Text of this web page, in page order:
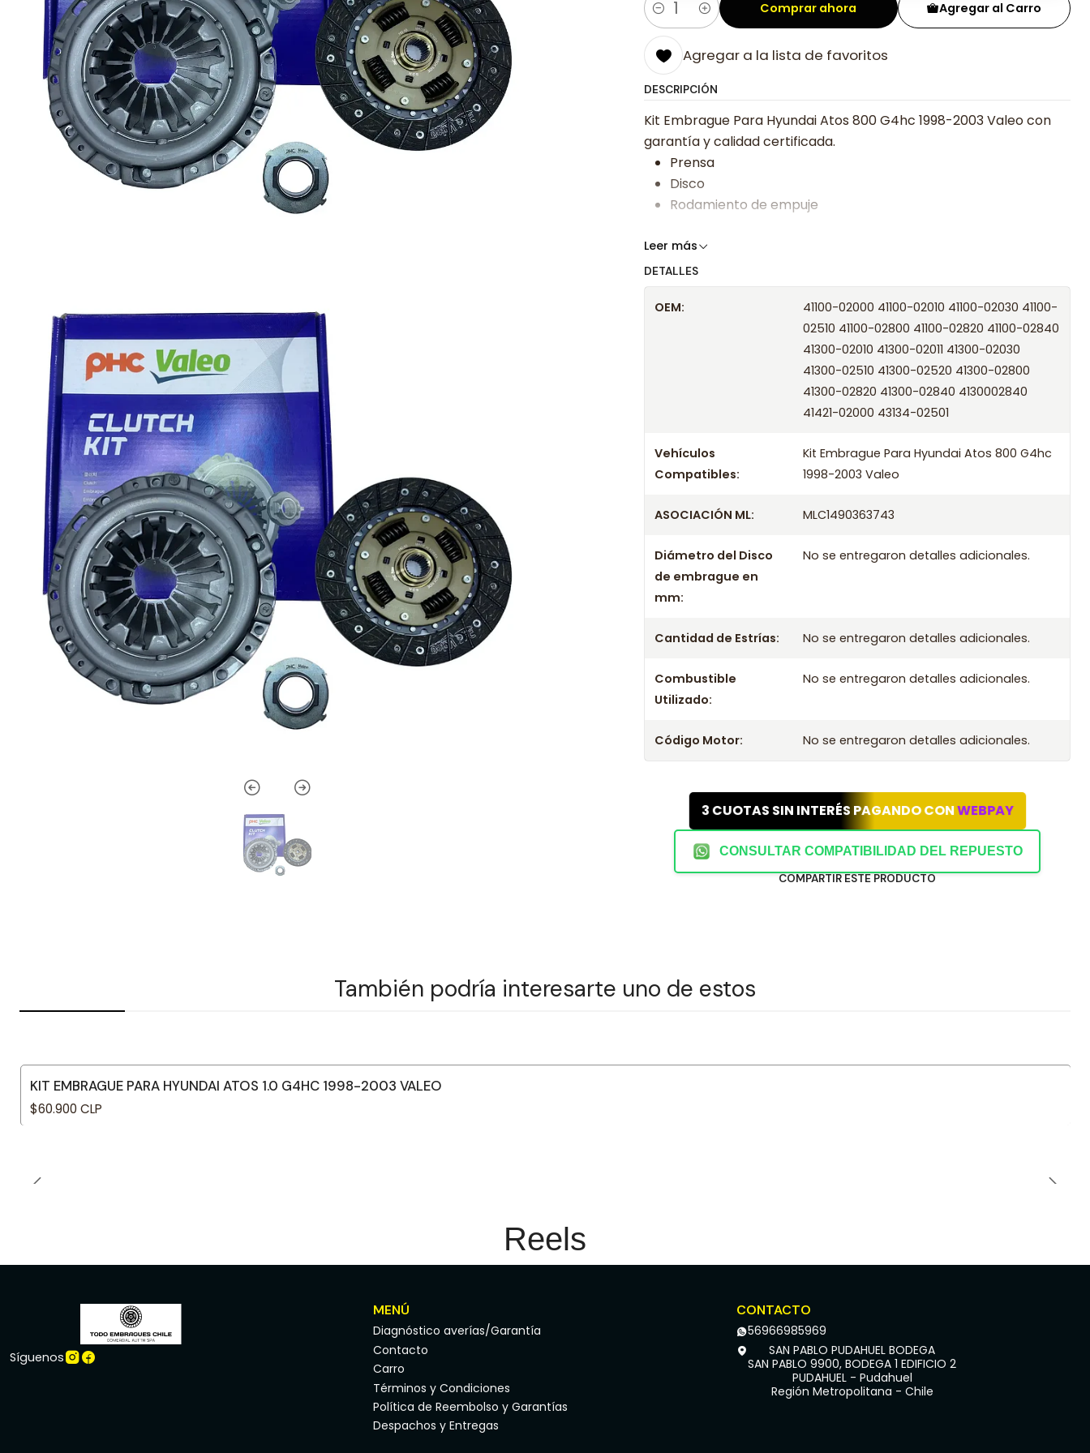
Cantidad
Agregar al Carro
Comprar ahora
Agregar a la lista de favoritos
DESCRIPCIÓN
Kit Embrague Para Hyundai Atos 800 G4hc 1998-2003 Valeo con
garantía y calidad certificada.
Prensa
Disco
Rodamiento de empuje
Somos especialistas en embragues desde 2019, ofreciendo precios
Años compatibles
Kit Embrague Para Hyundai Atos 800 G4hc 1998 Valeo
Kit Embrague Para Hyundai Atos 800 G4hc 2000 Valeo
Kit Embrague Para Hyundai Atos 800 G4hc 2001 Valeo
Kit Embrague Para Hyundai Atos 800 G4hc 2003 Valeo
Leer más
DETALLES
OEM:
41100-02000 41100-02010 41100-02030 41100-
02510 41100-02800 41100-02820 41100-02840
41300-02010 41300-02011 41300-02030
41300-02510 41300-02520 41300-02800
41300-02820 41300-02840 4130002840
41421-02000 43134-02501
Vehículos
Compatibles:
Kit Embrague Para Hyundai Atos 800 G4hc
1998-2003 Valeo
ASOCIACIÓN ML: MLC1490363743
Diámetro del Disco
de embrague en
mm:
No se entregaron detalles adicionales.
Cantidad de Estrías: No se entregaron detalles adicionales.
Combustible
Utilizado:
No se entregaron detalles adicionales.
Código Motor: No se entregaron detalles adicionales.
3 CUOTAS SIN INTERÉS PAGANDO CONWEBPAY
CONSULTAR COMPATIBILIDAD DEL REPUESTO
COMPARTIR ESTE PRODUCTO
También podría interesarte uno de estos
KIT EMBRAGUE PARA HYUNDAI ATOS 1.0 G4HC 1998-2003 VALEO
$60.900 CLP
Reels
Síguenos
MENÚ
Diagnóstico averías/Garantía
Contacto
Carro
Términos y Condiciones
Política de Reembolso y Garantías
Despachos y Entregas
CONTACTO
56966985969
SAN PABLO PUDAHUEL BODEGA
SAN PABLO 9900, BODEGA 1 EDIFICIO 2
PUDAHUEL - Pudahuel
Región Metropolitana - Chile